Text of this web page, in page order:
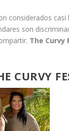
considerados
son
The
CURVY